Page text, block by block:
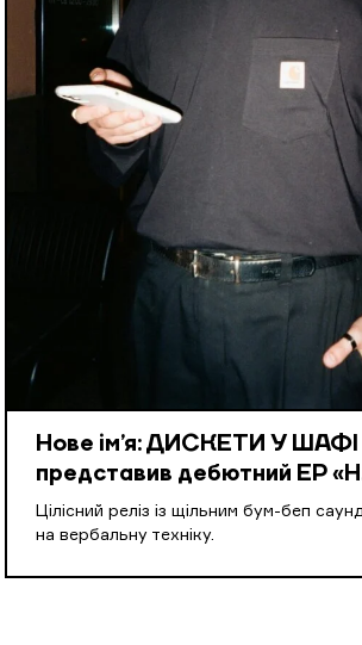
Нове ім’я: ДИСКЕТИ У ШАФІ
представив дебютний EP
Цілісний реліз із щільним бум-беп
на вербальну техніку.